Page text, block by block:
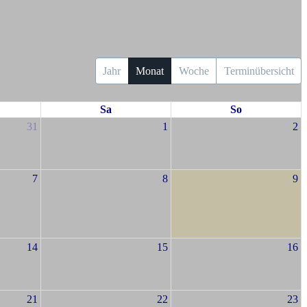
Jahr Monat Woche Terminübersicht
Sa
So
31
1 2
7 8 9
14 15 16
21 22 23